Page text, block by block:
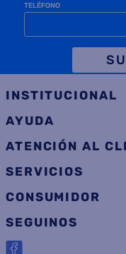
TELÉFONO
INSTITUCIONAL
AYUDA
ATENCIÓN AL
SERVICIOS
CONSUMIDOR
SEGUINOS